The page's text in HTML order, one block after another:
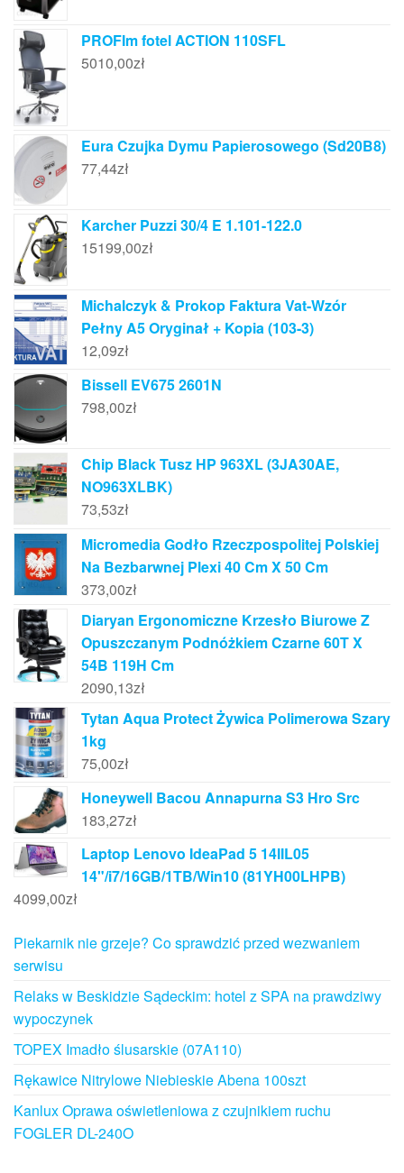
PROFIm fotel ACTION 110SFL
5010,00zł
Eura Czujka Dymu Papierosowego (Sd20B8)
77,44zł
Karcher Puzzi 30/4 E 1.101-122.0
15199,00zł
Michalczyk & Prokop Faktura Vat-Wzór
Pełny A5 Oryginał + Kopia (103-3)
12,09zł
Bissell EV675 2601N
798,00zł
Chip Black Tusz HP 963XL (3JA30AE,
NO963XLBK)
73,53zł
Micromedia Godło Rzeczpospolitej Polskiej
Na Bezbarwnej Plexi 40 Cm X 50 Cm
373,00zł
Diaryan Ergonomiczne Krzesło Biurowe Z
Opuszczanym Podnóżkiem Czarne 60T X
54B 119H Cm
2090,13zł
Tytan Aqua Protect Żywica Polimerowa Szary
1kg
75,00zł
Honeywell Bacou Annapurna S3 Hro Src
183,27zł
Laptop Lenovo IdeaPad 5 14IIL05
14"/i7/16GB/1TB/Win10 (81YH00LHPB)
4099,00zł
Piekarnik nie grzeje? Co sprawdzić przed wezwaniem
serwisu
Relaks w Beskidzie Sądeckim: hotel z SPA na prawdziwy
wypoczynek
TOPEX Imadło ślusarskie (07A110)
Rękawice Nitrylowe Niebieskie Abena 100szt
Kanlux Oprawa oświetleniowa z czujnikiem ruchu
FOGLER DL-240O